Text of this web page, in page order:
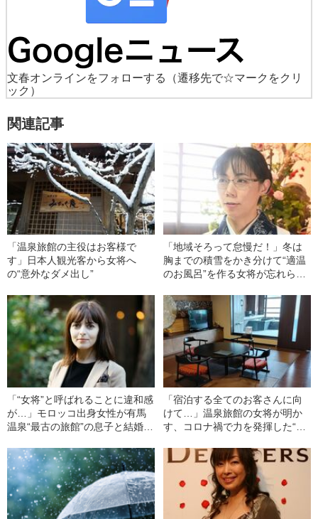
文春オンラインをフォローする
（遷移先で☆マークをクリ
ック）
関連記事
「温泉旅館の主役はお客様で
す」日本人観光客から女将へ
の“意外なダメ出し”
「地域そろって怠慢だ！」冬は
胸までの積雪をかき分けて“適温
のお風呂”を作る女将が忘れられ
「“女将”と呼ばれることに違和感
が…」モロッコ出身女性が有馬
温泉“最古の旅館”の息子と結婚し
「宿泊する全てのお客さんに向
けて…」温泉旅館の女将が明か
す、コロナ禍で力を発揮した“2